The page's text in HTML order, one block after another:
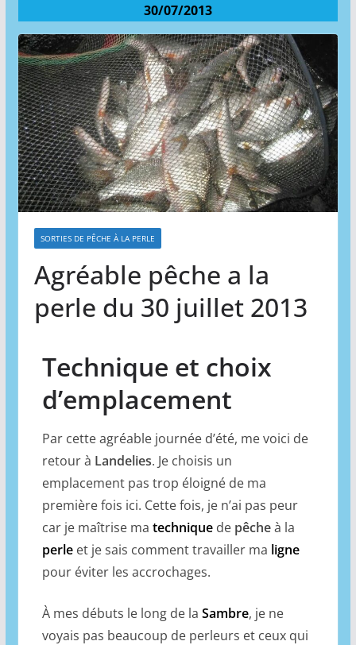
30/07/2013
SORTIES DE PÊCHE À LA PERLE
Agréable pêche a la
perle du 30 juillet 2013
Technique et choix
d’emplacement
Par cette agréable journée d’été, me voici de
retour à Landelies. Je choisis un
emplacement pas trop éloigné de ma
première fois ici. Cette fois, je n’ai pas peur
car je maîtrise ma techniquede pêcheà la
perleet je sais comment travailler ma ligne
pour éviter les accrochages.
À mes débuts le long de la Sambre, je ne
voyais pas beaucoup de perleurs et ceux qui